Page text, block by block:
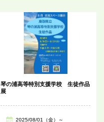
琴の浦高等特別支援学校 生徒作品
展
2025/08/01（金）～